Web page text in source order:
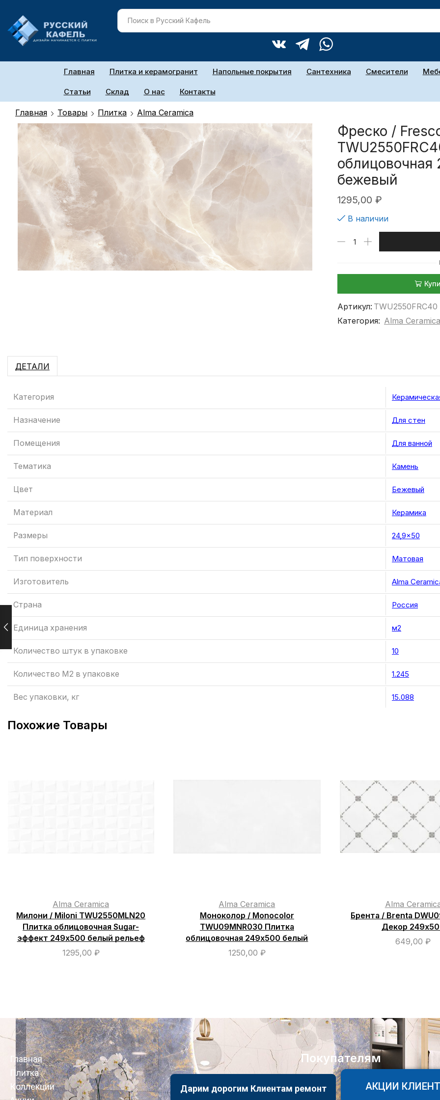
Главная Плитка и керамогранит Напольные покрытия Сантехника Смесители
Статьи Склад О нас Контакты
Главная Товары Плитка Alma Ceramica
Фреско /
облицовочная
бежевый
1295,00 ₽
В наличии
Артикул: TWU2550FRC40
Категория: Alma Ceramica
ДЕТАЛИ
Категория
Назначение Для стен
Помещения Для ванной
Тематика Камень
Цвет Бежевый
Материал Керамика
Размеры 24,9×50
Тип поверхности Матовая
Изготовитель Alma
Страна Россия
Единица хранения м2
Количество штук в упаковке 10
Количество М2 в упаковке 1.245
Вес упаковки, кг 15.088
Похожие Товары
Alma Ceramica
Милони / Miloni TWU2550MLN20
Плитка облицовочная Sugar-
эффект 249х500 белый рельеф
1295,00 ₽
Alma Ceramica
Моноколор / Monocolor
TWU09MNR030 Плитка
облицовочная 249х500 белый
1250,00 ₽
Alma
Брента / Brenta
Декор
649,00₽
Главная
Плитка
Коллекции
Покупателям
Дарим дорогим Клиентам ремонт
АКЦИИ